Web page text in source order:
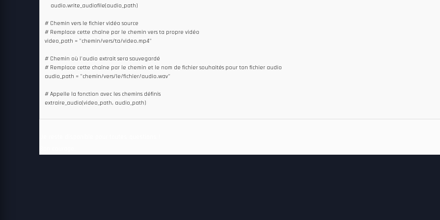
    audio.write_audiofile(audio_path)
# Chemin vers le fichier vidéo source
# Remplace cette chaîne par le chemin vers ta propre vidéo
video_path = "chemin/vers/ta/video.mp4"
# Chemin où l'audio extrait sera sauvegardé
# Remplace cette chaîne par le chemin et le nom de fichier souhaités pour ton fichier audio
audio_path = "chemin/vers/le/fichier/audio.wav"
# Appelle la fonction avec les chemins définis
extraire_audio(video_path, audio_path)